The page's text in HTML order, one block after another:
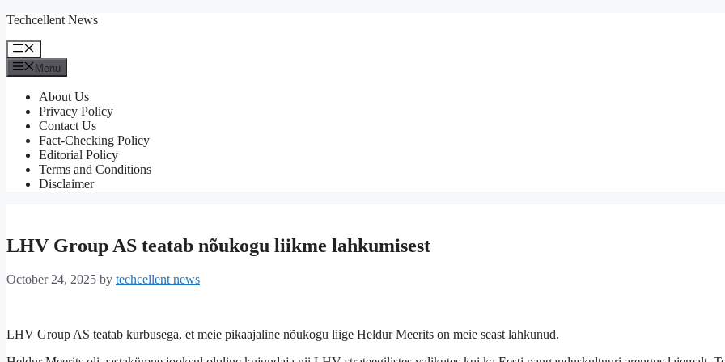
Skip
content
Techcellent News
Menu
Menu
About Us
Privacy Policy
Contact Us
Fact-Checking Policy
Editorial Policy
Terms and Conditions
Disclaimer
LHV Group AS teatab nõukogu liikme lahkumisest
October 24, 2025 by techcellent news
LHV Group AS teatab kurbusega, et meie pikaajaline nõukogu liige Heldur Meerits on meie seast lahkunud.